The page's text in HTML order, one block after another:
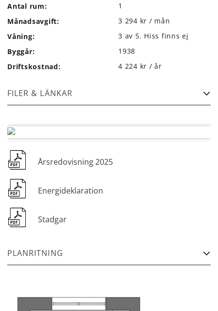
Antal rum: 1
Månadsavgift: 3 294 kr / mån
Våning: 3 av 5. Hiss finns ej
Byggår: 1938
Driftskostnad: 4 224 kr / år
FILER & LÄNKAR
Årsredovisning 2025
Energideklaration
Stadgar
PLANRITNING